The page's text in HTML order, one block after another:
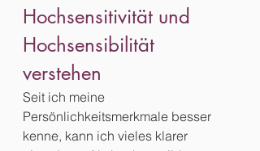
Hochsensitivität und
Hochsensibilität
verstehen
Seit ich meine
Persönlichkeitsmerkmale besser
kenne, kann ich vieles klarer